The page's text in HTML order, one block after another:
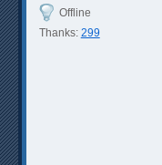
Offline
Thanks: 299